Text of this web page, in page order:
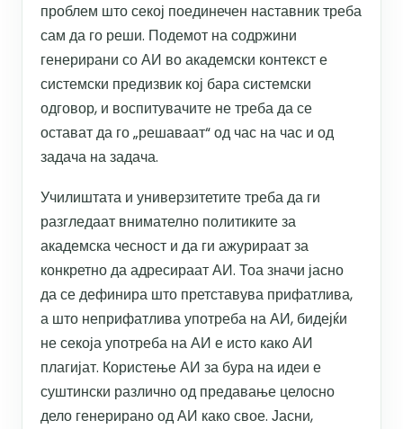
проблем што секој поединечен наставник треба
сам да го реши. Подемот на содржини
генерирани со АИ во академски контекст е
системски предизвик кој бара системски
одговор, и воспитувачите не треба да се
остават да го „решаваат“ од час на час и од
задача на задача.
Училиштата и универзитетите треба да ги
разгледаат внимателно политиките за
академска чесност и да ги ажурираат за
конкретно да адресираат АИ. Тоа значи јасно
да се дефинира што претставува прифатлива,
а што неприфатлива употреба на АИ, бидејќи
не секоја употреба на АИ е исто како АИ
плагијат. Користење АИ за бура на идеи е
суштински различно од предавање целосно
дело генерирано од АИ како свое. Јасни,